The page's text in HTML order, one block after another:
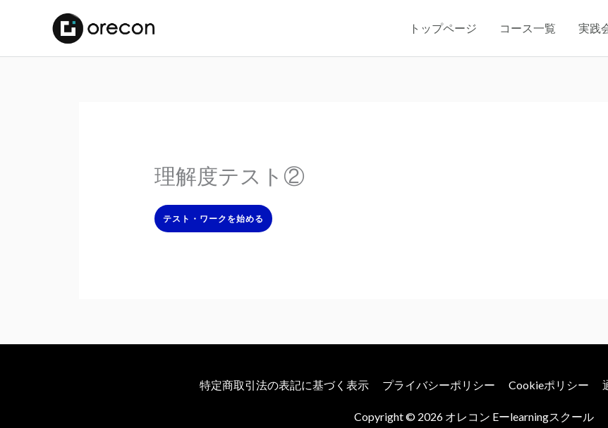
トップページ コース一覧 実践
理解度テスト②
特定商取引法の表記に基づく表示 プライバシーポリシー Cookieポリシー
Copyright © 2026 オレコン Eーlearningスクール